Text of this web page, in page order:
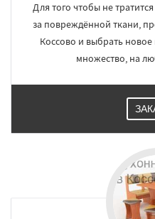
Для того чтобы не
за повреждённой ткани,
Коссово и выбрать
множество, на